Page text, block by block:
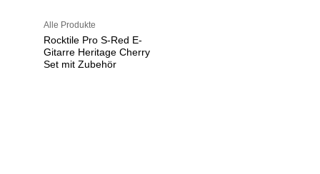
Alle Produkte
Rocktile Pro S-Red E-
Gitarre Heritage Cherry
Set mit Zubehör